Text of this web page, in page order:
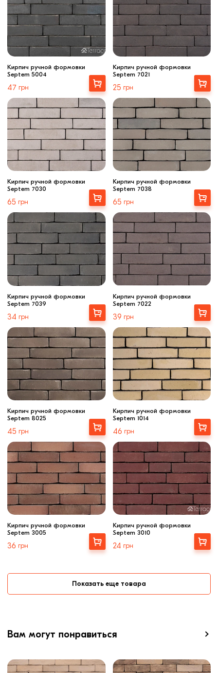
Кирпич ручной формовки
Septem 5004
47 грн
Выбрать
Кирпич ручной формовки
Septem 7021
25 грн
Выбрать
Кирпич ручной формовки
Septem 7030
65 грн
Выбрать
Кирпич ручной формовки
Septem 7038
65 грн
Выбрать
Кирпич ручной формовки
Septem 7039
34 грн
Выбрать
Кирпич ручной формовки
Septem 7022
39 грн
Выбрать
Кирпич ручной формовки
Septem 8025
45 грн
Выбрать
Кирпич ручной формовки
Septem 1014
46 грн
Выбрать
Кирпич ручной формовки
Septem 3005
36 грн
Выбрать
Кирпич ручной формовки
Septem 3010
24 грн
Выбрать
Показать еще товара
Вам могут понравиться